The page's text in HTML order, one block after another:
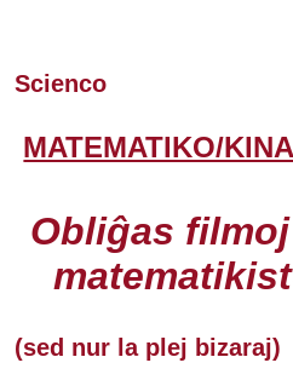
Scienco
MATEMATIKO/
Obliĝas
(sed nur la plej bizaraj)